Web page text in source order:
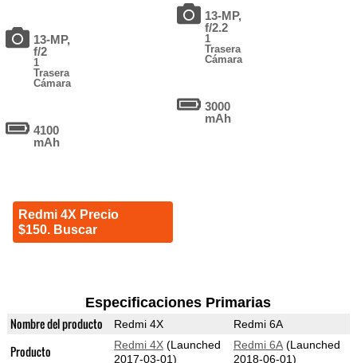
13-MP,
f/2
1
Trasera
Cámara
4100
mAh
Redmi 4X Precio
$150. Buscar
13-MP,
f/2.2
1
Trasera
Cámara
3000
mAh
Especificaciones Primarias
Nombre del producto Redmi 4X Redmi 6A
Producto Redmi 4X(Launched
2017-03-01)
Redmi 6A(Launched
2018-06-01)